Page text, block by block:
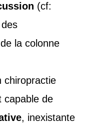
(cf:
la colonne
capable de
, inexistante